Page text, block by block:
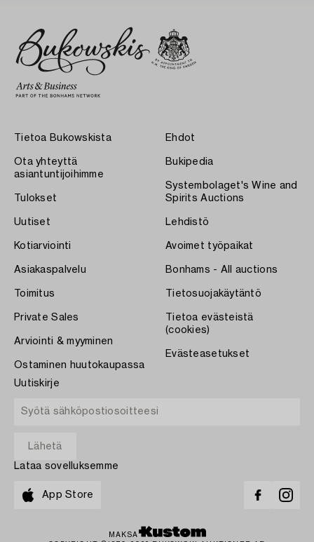
Tietoa Bukowskista
Ota yhteyttä
asiantuntijoihimme
Tulokset
Uutiset
Kotiarviointi
Asiakaspalvelu
Toimitus
Private Sales
Arviointi & myyminen
Ostaminen huutokaupassa
Ehdot
Bukipedia
Systembolaget's Wine and
Spirits Auctions
Lehdistö
Avoimet työpaikat
Bonhams - All auctions
Tietosuojakäytäntö
Tietoa evästeistä
(cookies)
Evästeasetukset
Uutiskirje
Lataa sovelluksemme
App Store
MAKSA